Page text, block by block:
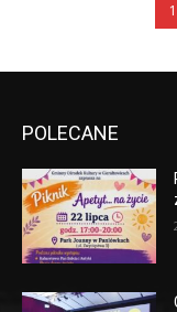
1
POLECANE